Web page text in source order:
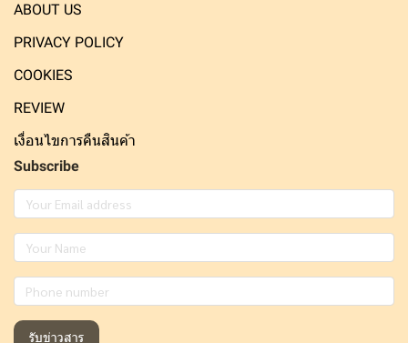
ABOUT US
PRIVACY POLICY
COOKIES
REVIEW
เงื่อนไขการคืนสินค้า
Subscribe
รับข่าวสาร